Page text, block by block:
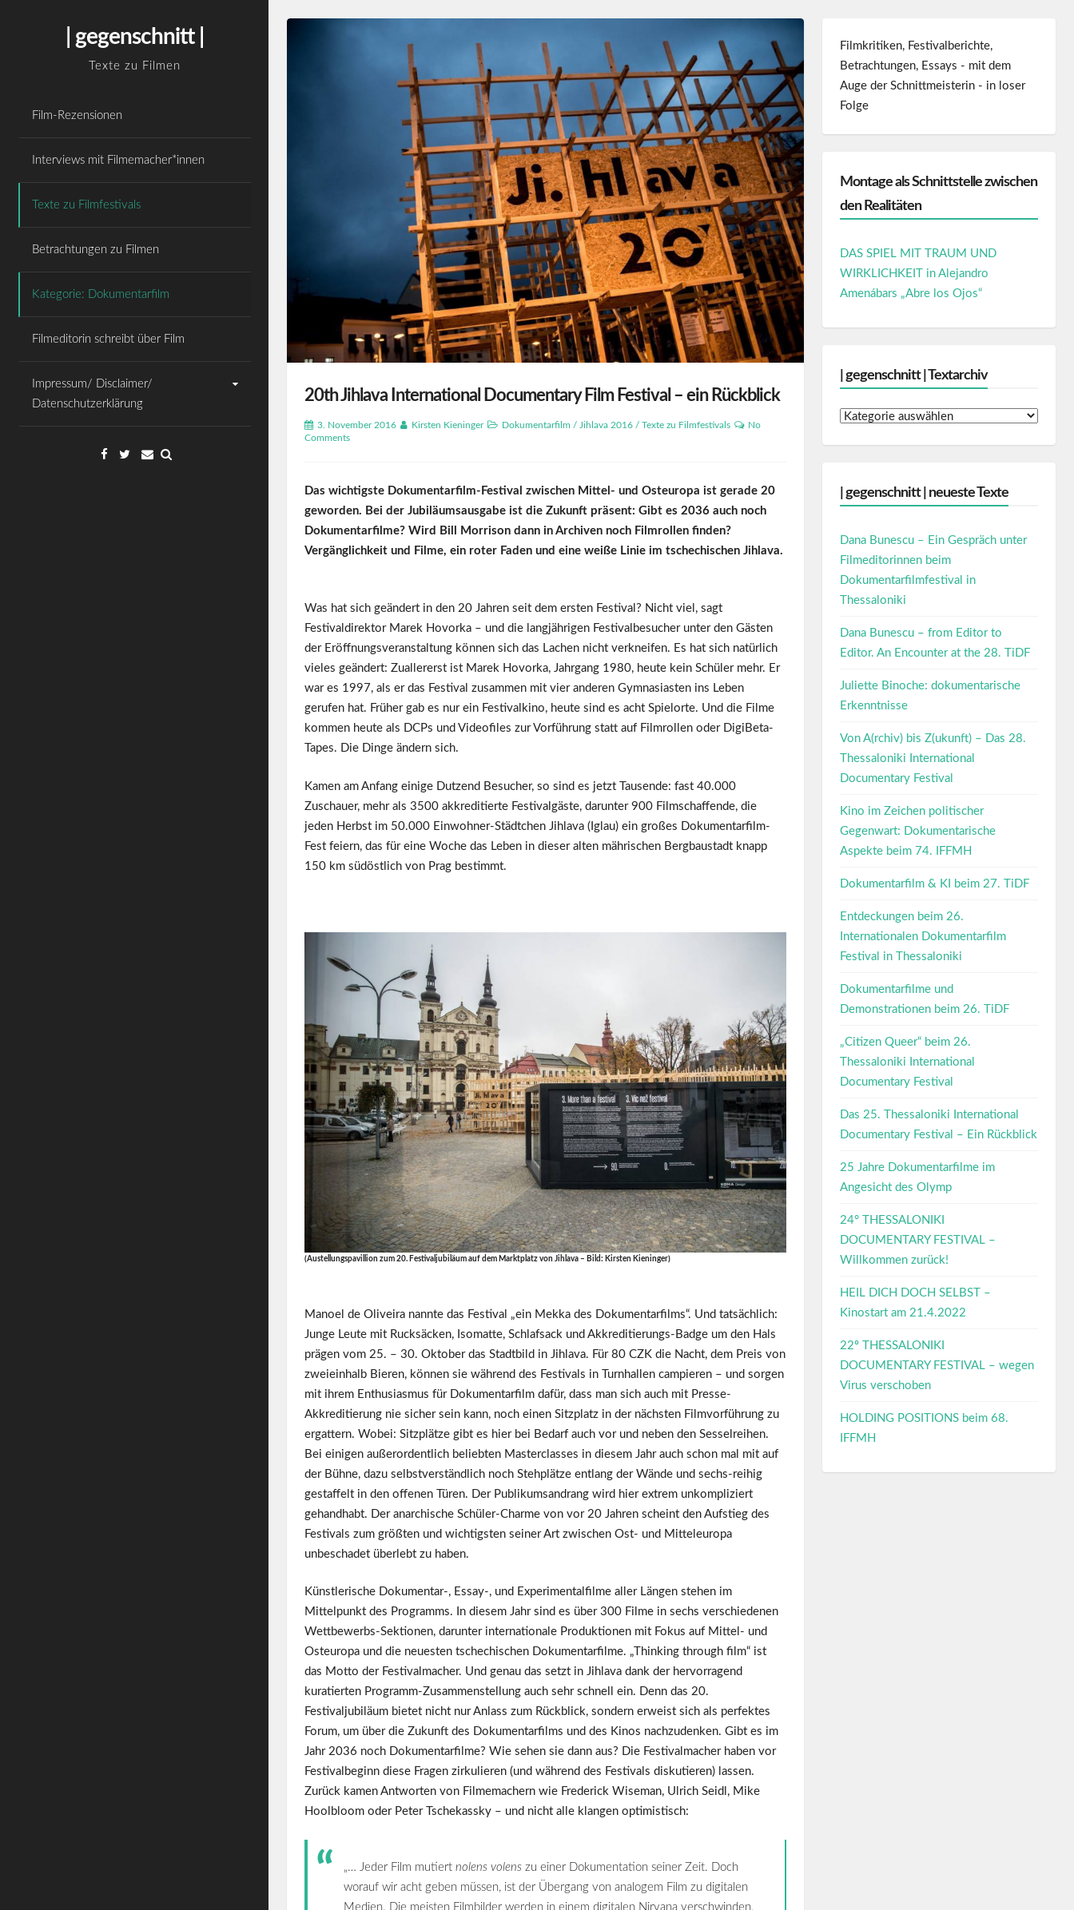
| gegenschnitt |
Texte zu Filmen
Film-Rezensionen
Interviews mit Filmemacher*innen
Texte zu Filmfestivals
Betrachtungen zu Filmen
Kategorie: Dokumentarfilm
Filmeditorin schreibt über Film
Impressum/ Disclaimer/
Datenschutzerklärung
Facebook
TwitterEmail
20th Jihlava International Documentary Film Festival – ein Rückblick
3. November 2016 Kirsten Kieninger Dokumentarfilm / Jihlava 2016 / Texte zu Filmfestivals
No
Comments
Das wichtigste Dokumentarfilm-Festival zwischen Mittel- und Osteuropa ist gerade 20
geworden. Bei der Jubiläumsausgabe ist die Zukunft präsent: Gibt es 2036 auch noch
Dokumentarfilme? Wird Bill Morrison dann in Archiven noch Filmrollen finden?
Vergänglichkeit und Filme, ein roter Faden und eine weiße Linie im tschechischen Jihlava.
Was hat sich geändert in den 20 Jahren seit dem ersten Festival? Nicht viel, sagt
Festivaldirektor Marek Hovorka – und die langjährigen Festivalbesucher unter den Gästen
der Eröffnungsveranstaltung können sich das Lachen nicht verkneifen. Es hat sich natürlich
vieles geändert: Zuallererst ist Marek Hovorka, Jahrgang 1980, heute kein Schüler mehr. Er
war es 1997, als er das Festival zusammen mit vier anderen Gymnasiasten ins Leben
gerufen hat. Früher gab es nur ein Festivalkino, heute sind es acht Spielorte. Und die Filme
kommen heute als DCPs und Videofiles zur Vorführung statt auf Filmrollen oder DigiBeta-
Tapes. Die Dinge ändern sich.
Kamen am Anfang einige Dutzend Besucher, so sind es jetzt Tausende: fast 40.000
Zuschauer, mehr als 3500 akkreditierte Festivalgäste, darunter 900 Filmschaffende, die
jeden Herbst im 50.000 Einwohner-Städtchen Jihlava (Iglau) ein großes Dokumentarfilm-
Fest feiern, das für eine Woche das Leben in dieser alten mährischen Bergbaustadt knapp
150 km südöstlich von Prag bestimmt.
(Austellungspavillion zum 20. Festivaljubiläum auf dem Marktplatz von Jihlava – Bild: Kirsten Kieninger)
Manoel de Oliveira nannte das Festival „ein Mekka des Dokumentarfilms“. Und tatsächlich:
Junge Leute mit Rucksäcken, Isomatte, Schlafsack und Akkreditierungs-Badge um den Hals
prägen vom 25. – 30. Oktober das Stadtbild in Jihlava. Für 80 CZK die Nacht, dem Preis von
zweieinhalb Bieren, können sie während des Festivals in Turnhallen campieren – und sorgen
mit ihrem Enthusiasmus für Dokumentarfilm dafür, dass man sich auch mit Presse-
Akkreditierung nie sicher sein kann, noch einen Sitzplatz in der nächsten Filmvorführung zu
ergattern. Wobei: Sitzplätze gibt es hier bei Bedarf auch vor und neben den Sesselreihen.
Bei einigen außerordentlich beliebten Masterclasses in diesem Jahr auch schon mal mit auf
der Bühne, dazu selbstverständlich noch Stehplätze entlang der Wände und sechs-reihig
gestaffelt in den offenen Türen. Der Publikumsandrang wird hier extrem unkompliziert
gehandhabt. Der anarchische Schüler-Charme von vor 20 Jahren scheint den Aufstieg des
Festivals zum größten und wichtigsten seiner Art zwischen Ost- und Mitteleuropa
unbeschadet überlebt zu haben.
Künstlerische Dokumentar-, Essay-, und Experimentalfilme aller Längen stehen im
Mittelpunkt des Programms. In diesem Jahr sind es über 300 Filme in sechs verschiedenen
Wettbewerbs-Sektionen, darunter internationale Produktionen mit Fokus auf Mittel- und
Osteuropa und die neuesten tschechischen Dokumentarfilme. „Thinking through film“ ist
das Motto der Festivalmacher. Und genau das setzt in Jihlava dank der hervorragend
kuratierten Programm-Zusammenstellung auch sehr schnell ein. Denn das 20.
Festivaljubiläum bietet nicht nur Anlass zum Rückblick, sondern erweist sich als perfektes
Forum, um über die Zukunft des Dokumentarfilms und des Kinos nachzudenken. Gibt es im
Jahr 2036 noch Dokumentarfilme? Wie sehen sie dann aus? Die Festivalmacher haben vor
Festivalbeginn diese Fragen zirkulieren (und während des Festivals diskutieren) lassen.
Zurück kamen Antworten von Filmemachern wie Frederick Wiseman, Ulrich Seidl, Mike
Hoolbloom oder Peter Tschekassky – und nicht alle klangen optimistisch:
„… Jeder Film mutiert nolens volens zu einer Dokumentation seiner Zeit. Doch
worauf wir acht geben müssen, ist der Übergang von analogem Film zu digitalen
Medien. Die meisten Filmbilder werden in einem digitalen Nirvana verschwinden,
Filmkritiken, Festivalberichte,
Betrachtungen, Essays - mit dem
Auge der Schnittmeisterin - in loser
Folge
Montage als Schnittstelle zwischen
den Realitäten
DAS SPIEL MIT TRAUM UND
WIRKLICHKEIT in Alejandro
Amenábars „Abre los Ojos“
| gegenschnitt | Textarchiv
| gegenschnitt | neueste Texte
Dana Bunescu – Ein Gespräch unter
Filmeditorinnen beim
Dokumentarfilmfestival in
Thessaloniki
Dana Bunescu – from Editor to
Editor. An Encounter at the 28. TiDF
Juliette Binoche: dokumentarische
Erkenntnisse
Von A(rchiv) bis Z(ukunft) – Das 28.
Thessaloniki International
Documentary Festival
Kino im Zeichen politischer
Gegenwart: Dokumentarische
Aspekte beim 74. IFFMH
Dokumentarfilm & KI beim 27. TiDF
Entdeckungen beim 26.
Internationalen Dokumentarfilm
Festival in Thessaloniki
Dokumentarfilme und
Demonstrationen beim 26. TiDF
„Citizen Queer“ beim 26.
Thessaloniki International
Documentary Festival
Das 25. Thessaloniki International
Documentary Festival – Ein Rückblick
25 Jahre Dokumentarfilme im
Angesicht des Olymp
24° THESSALONIKI
DOCUMENTARY FESTIVAL –
Willkommen zurück!
HEIL DICH DOCH SELBST –
Kinostart am 21.4.2022
22º THESSALONIKI
DOCUMENTARY FESTIVAL – wegen
Virus verschoben
HOLDING POSITIONS beim 68.
IFFMH